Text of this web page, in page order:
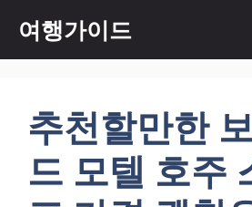
츠
여행가이드
추천할만한
드 모텔 호주